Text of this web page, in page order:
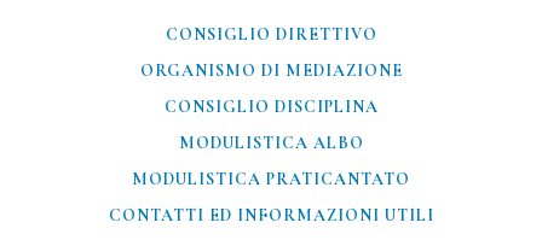
CONSIGLIO DIRETTIVO
ORGANISMO DI MEDIAZIONE
CONSIGLIO DISCIPLINA
MODULISTICA ALBO
MODULISTICA PRATICANTATO
CONTATTI ED INFORMAZIONI UTILI​